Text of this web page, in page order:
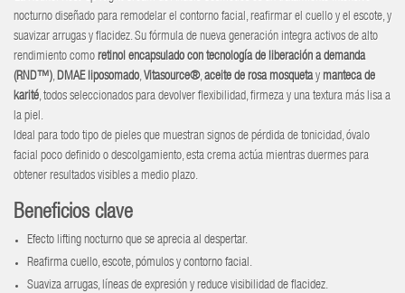
nocturno diseñado para remodelar el contorno facial, reafirmar el cuello y el escote, y
suavizar arrugas y flacidez. Su fórmula de nueva generación integra activos de alto
rendimiento como retinol encapsulado con tecnología de liberación a demanda
(RND™),DMAE liposomado,Vitasource®,aceite de rosa mosquetay manteca de
karité, todos seleccionados para devolver flexibilidad, firmeza y una textura más lisa a
la piel.
Ideal para todo tipo de pieles que muestran signos de pérdida de tonicidad, óvalo
facial poco definido o descolgamiento, esta crema actúa mientras duermes para
obtener resultados visibles a medio plazo.
Beneficios clave
Efecto lifting nocturno que se aprecia al despertar.
Reafirma cuello, escote, pómulos y contorno facial.
Suaviza arrugas, líneas de expresión y reduce visibilidad de flacidez.